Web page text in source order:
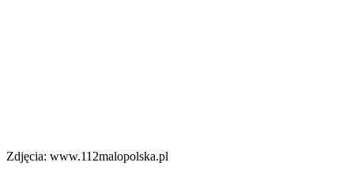
Zdjęcia: www.112malopolska.pl